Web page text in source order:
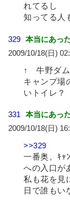
れてるし
知ってる人
329 本当にあっ
2009/10/18(日)
↑ 牛野ダム
キャンプ場
いトイレ？
331
本当にあっ
2009/10/18(日)
>>329
一番奥。ｷｬ
への入口が
私も花を見
日で誰もい